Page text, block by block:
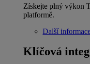
Získejte plný výkon
platformě.
Další
Klíčová